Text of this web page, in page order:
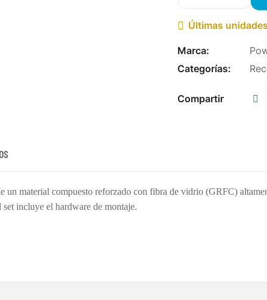
 Últimas
Marca:
Categorías:
Compartir
un material compuesto reforzado con fibra de vidrio (GRFC)
incluye el hardware de montaje.